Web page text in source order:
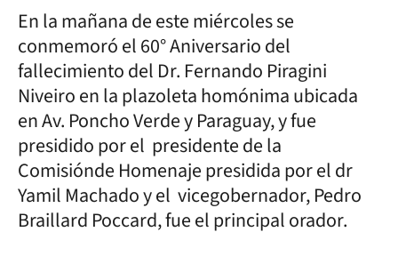
En la mañana de este miércoles se
conmemoró el 60° Aniversario del
fallecimiento del Dr. Fernando Piragini
Niveiro en la plazoleta homónima ubicada
en Av. Poncho Verde y Paraguay, y fue
presidido por el presidente de la
Comisiónde Homenaje presidida por el dr
Yamil Machado y el vicegobernador, Pedro
Braillard Poccard, fue el principal orador.